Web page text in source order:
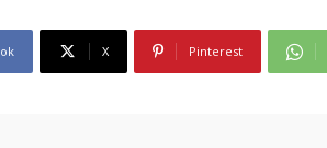
X Pinterest